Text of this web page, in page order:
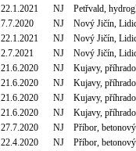
22.1.2021 NJ
Petřvald,
7.7.2020 NJ
Nový Jičín,
22.1.2021 NJ
Nový Jičín,
2.7.2021 NJ
Nový Jičín,
21.6.2020 NJ
Kujavy,
21.6.2020 NJ
Kujavy,
21.6.2020 NJ
Kujavy,
21.6.2020 NJ
Kujavy,
27.7.2020 NJ
Příbor,
22.4.2020 NJ
Příbor,